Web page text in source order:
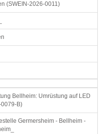
(SWEIN-2026-0011)
Bellheim: Umrüstung auf LED
B)
Germersheim - Bellheim -